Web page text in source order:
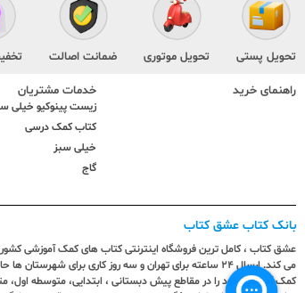
تحویل پستی تحویل موتوری ضمانت اصالت
راهنمای خرید خدمات مشتریان
زیست پینوکیو خیلی
کتاب کمک درسی
خیلی سبز
گاج
بانک کتاب عشق کتاب
عشق کتاب ، کامل ترین فروشگاه اینترنتی کتاب های کمک آموزشی
می کند. ارسال ٢٤ ساعته برای تهران و سه روز کاری برای
کمک آموزشی خود را در مقاطع پیش دبستانی ، ابتدایی، متوسطه